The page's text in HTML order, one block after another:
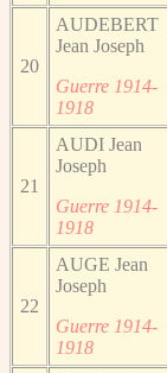
20
AUDEBERT
Jean Joseph
Guerre 1914-
1918
21
AUDI Jean
Joseph
Guerre 1914-
1918
22
AUGE Jean
Joseph
Guerre 1914-
1918